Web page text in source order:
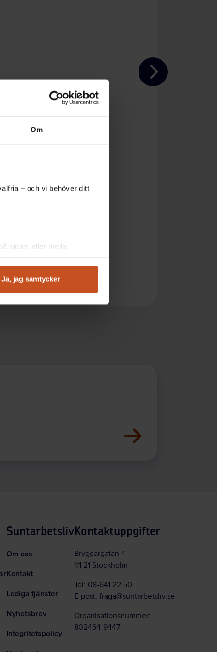
Om
– och vi behöver ditt
sidan, eller mejla
Ja, jag samtycker
Suntarbetsliv
Om oss
Kontakt
Lediga tjänster
Nyhetsbrev
Integritetspolicy
Kontaktuppgifter
Bryggargatan 4
111 21 Stockholm
Tel: 08-641 22 50
E-post: fraga@suntarbetsliv.se
Organisationsnummer:
802464-9447